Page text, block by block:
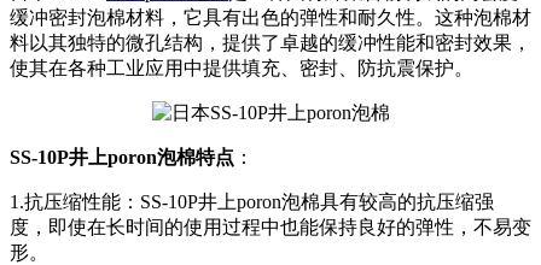
缓冲密封泡棉材料，它具有出色的弹性和耐久性。这种泡棉材
料以其独特的微孔结构，提供了卓越的缓冲性能和密封效果，
使其在各种工业应用中提供填充、密封、防抗震保护。
SS-10P井上poron泡棉特点 ：
1.抗压缩性能：SS-10P井上poron泡棉具有较高的抗压缩强
度，即使在长时间的使用过程中也能保持良好的弹性，不易变
形。